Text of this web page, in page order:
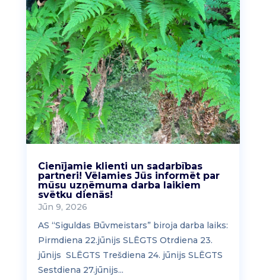
Cienījamie klienti un sadarbības
partneri! Vēlamies Jūs informēt par
mūsu uzņēmuma darba laikiem
svētku dienās!
Jūn 9, 2026
AS “Siguldas Būvmeistars” biroja darba laiks:
Pirmdiena 22.jūnijs SLĒGTS Otrdiena 23.
jūnijs SLĒGTS Trešdiena 24. jūnijs SLĒGTS
Sestdiena 27.jūnijs...